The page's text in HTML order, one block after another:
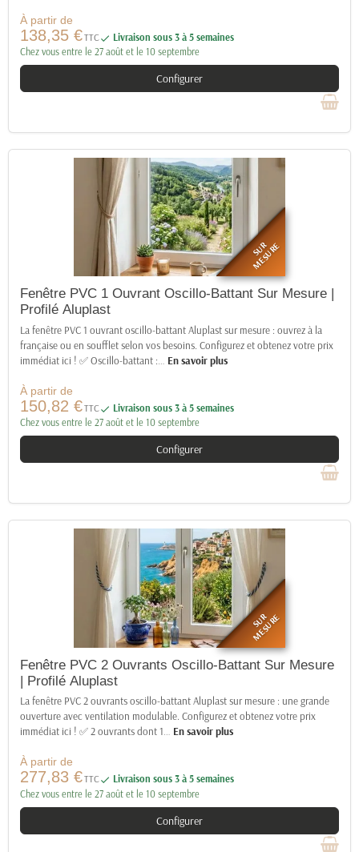
À partir de
138,35 €TTC Livraison sous 3 à 5 semaines
Chez vous entre le 27 août et le 10 septembre
Configurer
SUR
MESURE
Fenêtre PVC 1 Ouvrant Oscillo-Battant Sur Mesure |
Profilé Aluplast
La fenêtre PVC 1 ouvrant oscillo-battant Aluplast sur mesure : ouvrez à la
française ou en soufflet selon vos besoins. Configurez et obtenez votre prix
immédiat ici ! ✅ Oscillo-battant :
En savoir plus
À partir de
150,82 €TTC Livraison sous 3 à 5 semaines
Chez vous entre le 27 août et le 10 septembre
Configurer
SUR
MESURE
Fenêtre PVC 2 Ouvrants Oscillo-Battant Sur Mesure
| Profilé Aluplast
La fenêtre PVC 2 ouvrants oscillo-battant Aluplast sur mesure : une grande
ouverture avec ventilation modulable. Configurez et obtenez votre prix
immédiat ici ! ✅ 2 ouvrants dont 1… En savoir plus
À partir de
277,83 €TTC Livraison sous 3 à 5 semaines
Chez vous entre le 27 août et le 10 septembre
Configurer